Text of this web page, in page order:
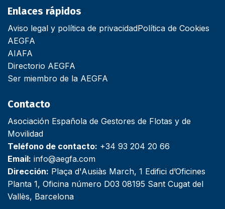
Enlaces rápidos
Aviso legal y política de privacidadPolítica de Cookies
AEGFA
AIAFA
Directorio AEGFA
Ser miembro de la AEGFA
Contacto
Asociación Española de Gestores de Flotas y de
Movilidad
Teléfono de contacto: +34 93 204 20 66
Email: info@aegfa.com
Dirección: Plaça d'Ausiàs March, 1 Edifici d’Oficines
Planta 1, Oficina número D03 08195 Sant Cugat del
Vallès, Barcelona